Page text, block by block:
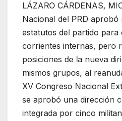
LÁZARO CÁRDENAS,
Nacional del PRD
estatutos del partido para
corrientes internas, pero
posiciones de la nueva
mismos grupos, al
XV Congreso Nacional
se aprobó una dirección
integrada por cinco